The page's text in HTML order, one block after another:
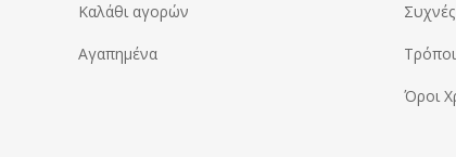
Καλάθι αγορών
Αγαπημένα
Όροι